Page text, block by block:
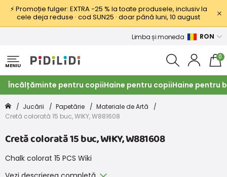
⚡ Promoție fulger: EXTRA −25 % la toate produsele, inclusiv la
cele deja reduse · cod SUN25 · doar până luni, 10 august
Limba și moneda RON
MENIU
0
Încălțăminte pentru copiiHaine pentru copiiHaine pentru
Jucării Papetărie
Materiale de Artă
Cretă colorată 15 buc, WIKY, W881608
Cretă colorată 15 buc, WIKY, W881608
Chalk colorat 15 PCS Wiki